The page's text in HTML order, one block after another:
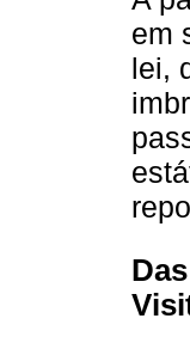
em
lei,